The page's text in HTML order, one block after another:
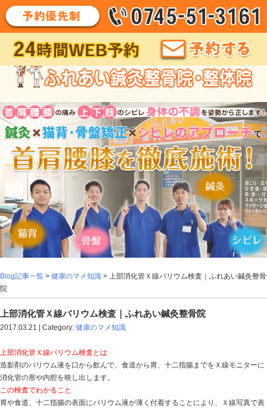
Blog記事一覧>健康のマメ知識> 上部消化管Ｘ線バリウ